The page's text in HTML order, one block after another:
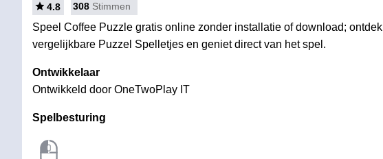
4.8 308 Stimmen
Speel Coffee Puzzle gratis online zonder installatie of download; ontdek
vergelijkbare Puzzel Spelletjes en geniet direct van het spel.
Ontwikkelaar
Ontwikkeld door OneTwoPlay IT
Spelbesturing